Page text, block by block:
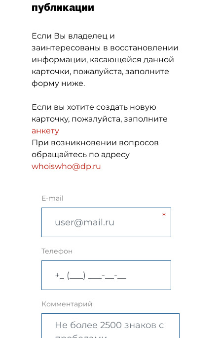
публикации
Если Вы владелец и
заинтересованы в восстановлении
информации, касающейся данной
карточки, пожалуйста, заполните
форму ниже.
Если вы хотите создать новую
карточку, пожалуйста, заполните
анкету
При возникновении вопросов
обращайтесь по адресу
whoiswho@dp.ru
E-mail
Телефон
Комментарий